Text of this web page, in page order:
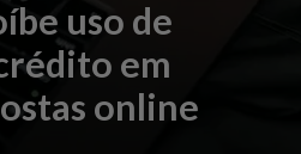
uso de
em
online